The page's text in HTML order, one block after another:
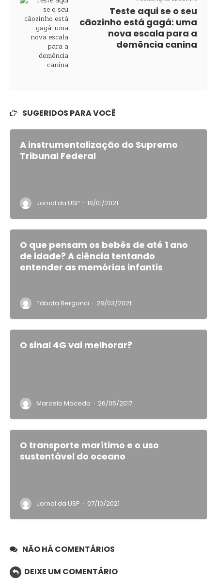
Teste aqui se o seu
cãozinho está gagá: uma
nova escala para a
demência canina
SUGERIDOS PARA VOCÊ
A instrumentalização do Supremo
Tribunal Federal
Jornal da USP · 18/01/2021
O que pensam os bebês de até 1 ano
de idade? A ciência tentando
entender as memórias infantis
Tábata Bergonci · 28/03/2021
O sinal 4G vai melhorar?
Marcelo Macedo · 26/05/2017
O transporte marítimo e o uso
sustentável do oceano
Jornal da USP · 07/10/2021
NÃO HÁ COMENTÁRIOS
DEIXE UM COMENTÁRIO